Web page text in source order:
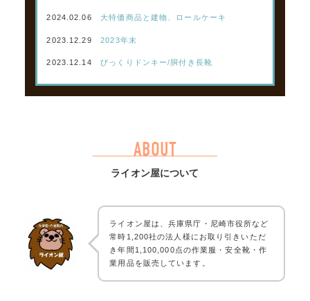
2024.02.06 大特価商品と建物、ロールケーキ
2023.12.29 2023年末
2023.12.14 びっくりドンキー/胴付き長靴
ABOUT
ライオン屋について
ライオン屋は、兵庫県庁・尼崎市役所など
常時1,200社の法人様にお取り引きいただ
き年間1,100,000点の作業服・安全靴・作
業用品を販売しています。